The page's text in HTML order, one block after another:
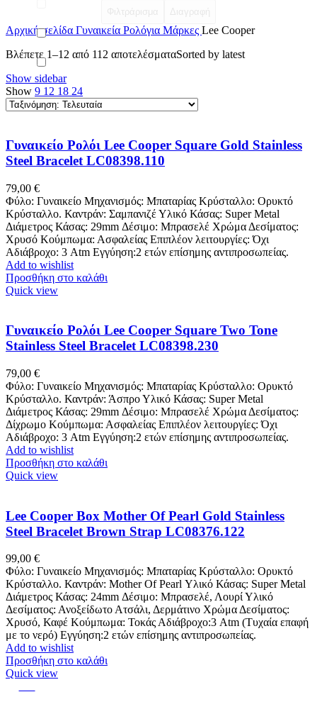
Αρχική σελίδα Γυναικεία Ρολόγια Μάρκες Lee Cooper
Βλέπετε 1–12 από 112 αποτελέσματαSorted by latest
Show sidebar
Show 9 12 18 24
Γυναικείο Ρολόι Lee Cooper Square Gold Stainless
Steel Bracelet LC08398.110
79,00 €
Φύλο: Γυναικείο Μηχανισμός: Μπαταρίας Κρύσταλλο: Ορυκτό
Κρύσταλλο. Καντράν: Σαμπανιζέ Υλικό Κάσας: Super Metal
Διάμετρος Κάσας: 29mm Δέσιμο: Μπρασελέ Χρώμα Δεσίματος:
Χρυσό Κούμπωμα: Ασφαλείας Επιπλέον λειτουργίες: Όχι
Αδιάβροχο: 3 Atm Εγγύηση:2 ετών επίσημης αντιπροσωπείας.
Add to wishlist
Προσθήκη στο καλάθι
Quick view
Γυναικείο Ρολόι Lee Cooper Square Two Tone
Stainless Steel Bracelet LC08398.230
79,00 €
Φύλο: Γυναικείο Μηχανισμός: Μπαταρίας Κρύσταλλο: Ορυκτό
Κρύσταλλο. Καντράν: Άσπρο Υλικό Κάσας: Super Metal
Διάμετρος Κάσας: 29mm Δέσιμο: Μπρασελέ Χρώμα Δεσίματος:
Δίχρωμο Κούμπωμα: Ασφαλείας Επιπλέον λειτουργίες: Όχι
Αδιάβροχο: 3 Atm Εγγύηση:2 ετών επίσημης αντιπροσωπείας.
Add to wishlist
Προσθήκη στο καλάθι
Quick view
Lee Cooper Box Mother Of Pearl Gold Stainless
Steel Bracelet Brown Strap LC08376.122
99,00 €
Φύλο: Γυναικείο Μηχανισμός: Μπαταρίας Κρύσταλλο: Ορυκτό
Κρύσταλλο. Καντράν: Mother Of Pearl Υλικό Κάσας: Super Metal
Διάμετρος Κάσας: 24mm Δέσιμο: Μπρασελέ, Λουρί Υλικό
Δεσίματος: Ανοξείδωτο Ατσάλι, Δερμάτινο Χρώμα Δεσίματος:
Χρυσό, Καφέ Κούμπωμα: Τοκάς Αδιάβροχο:3 Atm (Τυχαία επαφή
με το νερό) Εγγύηση:2 ετών επίσημης αντιπροσωπείας.
Add to wishlist
Προσθήκη στο καλάθι
Quick view